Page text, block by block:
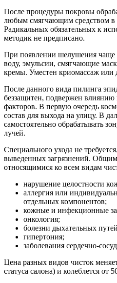
После процедуры покровы
любым смягчающим средством в
Радикальных обязательных к
методик не предписано.
При появлении шелушения чаще
воду, эмульсии, смягчающие
кремы. Уместен криомассаж или
После данного вида пилинга
беззащитен, подвержен
факторов. В первую очередь
состав для выхода на улицу. В
самостоятельно обрабатывать
лучей.
Специального ухода не
выведенных загрязнений.
относящимися ко всем видам
нарушение целостности
аллергия или
отдельных компонентов;
кожные и инфекционные
онкология;
болезни дыхательных
гипертония;
заболевания сердечно-
Цена разных видов чисток
статуса салона) и колеблется от